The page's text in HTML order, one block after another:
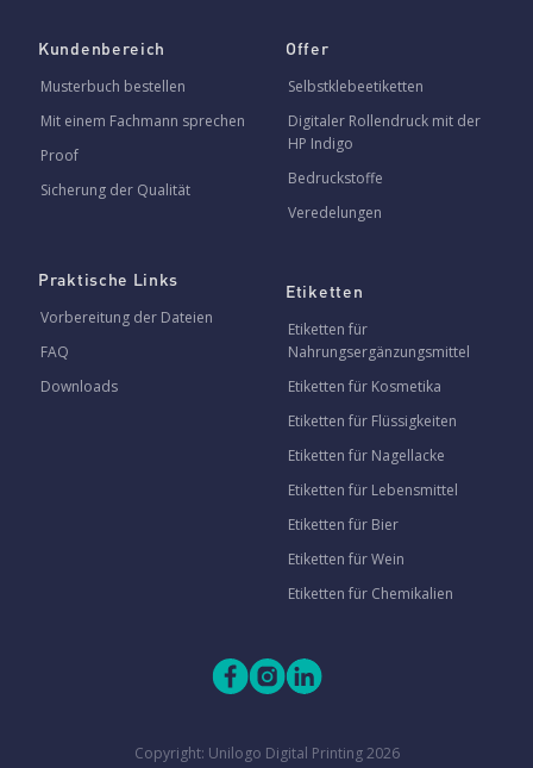
Kundenbereich
Musterbuch bestellen
Mit einem Fachmann sprechen
Proof
Sicherung der Qualität
Praktische Links
Vorbereitung der Dateien
FAQ
Downloads
Offer
Selbstklebeetiketten
Digitaler Rollendruck mit der
HP Indigo
Bedruckstoffe
Veredelungen
Etiketten
Etiketten für
Nahrungsergänzungsmittel
Etiketten für Kosmetika
Etiketten für Flüssigkeiten
Etiketten für Nagellacke
Etiketten für Lebensmittel
Etiketten für Bier
Etiketten für Wein
Etiketten für Chemikalien
Copyright: Unilogo Digital Printing2026